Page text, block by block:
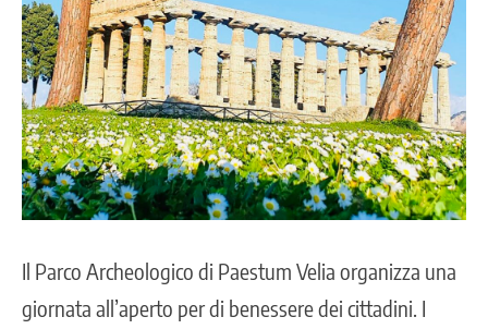
Il Parco Archeologico di Paestum Velia organizza una
giornata all’aperto per di benessere dei cittadini. I